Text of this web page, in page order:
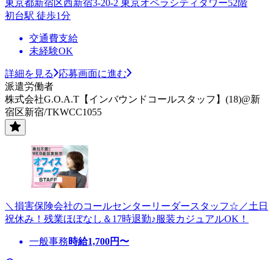
東京都新宿区西新宿3-20-2 東京オペラシティタワー52階
初台駅 徒歩1分
交通費支給
未経験OK
詳細を見る
応募画面に進む
派遣労働者
株式会社G.O.A.T【インバウンドコールスタッフ】(18)@新
宿区新宿/TKWCC1055
＼損害保険会社のコールセンターリーダースタッフ☆／土日
祝休み！残業ほぼなし＆17時退勤♪服装カジュアルOK！
一般事務時給1,700円〜